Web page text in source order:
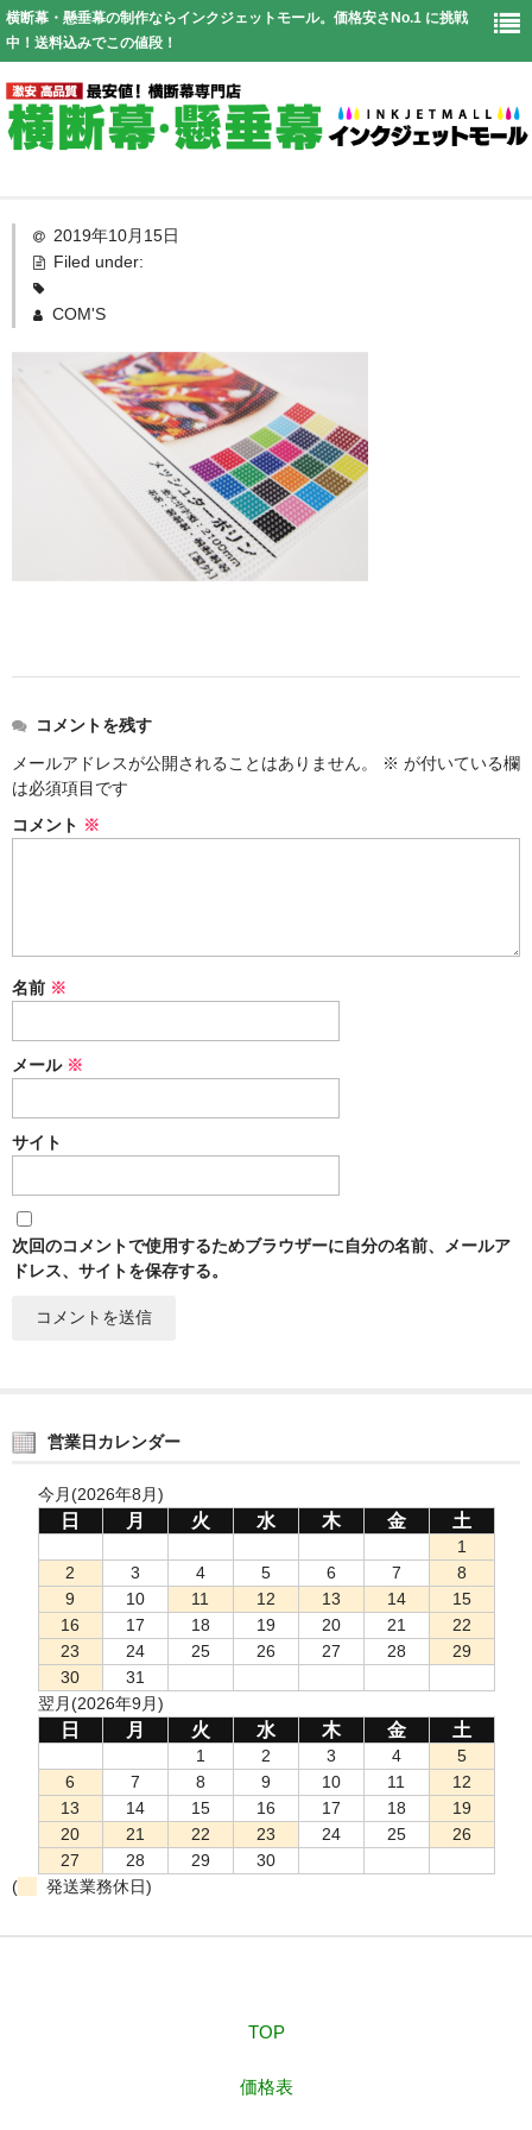
横断幕・懸垂幕の制作ならインクジェットモール。価格安さNo.1 に挑戦
中！送料込みでこの値段！
Top
幕仕様
お見積り
2019年10月15日
Filed under:
COM'S
コメントを残す
メールアドレスが公開されることはありません。
※ が付いている欄
は必須項目です
コメント ※
名前 ※
メール ※
サイト
次回のコメントで使用するためブラウザーに自分の名前、メールア
ドレス、サイトを保存する。
営業日カレンダー
今月(2026年8月)
日 月 火 水 木 金 土
1
2
3 4 5 6 7
8
9
10 11 12 13 14
15
16
17 18 19 20 21
22
23
24 25 26 27 28
29
30
31
翌月(2026年9月)
日 月 火 水 木 金 土
1 2 3 4
5
6
7 8 9 10 11
12
13
14 15 16 17 18
19
20
21 22 23 24 25
26
27
28 29
30
(
発送業務休日)
TOP
価格表